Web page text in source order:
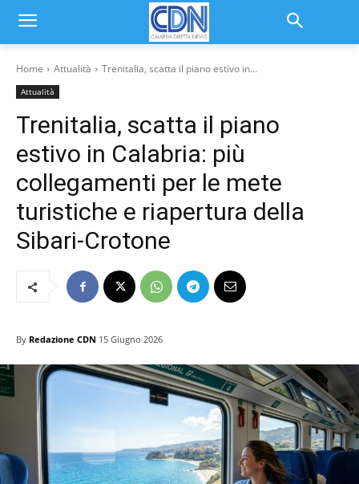
Home Attualità Trenitalia, scatta il piano estivo in...
Attualità
Trenitalia, scatta il piano
estivo in Calabria: più
collegamenti per le mete
turistiche e riapertura della
Sibari-Crotone
By Redazione CDN 15 Giugno 2026